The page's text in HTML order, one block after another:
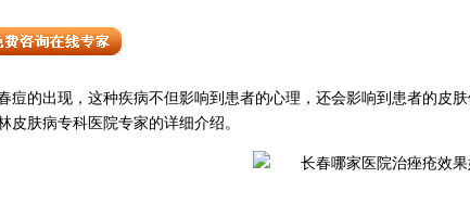
痘的出现，这种疾病不但影响到患者的心理，还会影响到患者的皮
肤病专科医院专家的详细介绍。